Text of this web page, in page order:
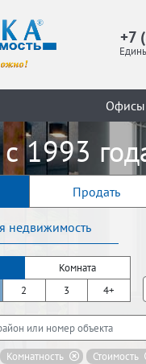
+7
Офисы
1993
Продать
недвижимость
Комната
2 3 4+
Комнатность Стоимость